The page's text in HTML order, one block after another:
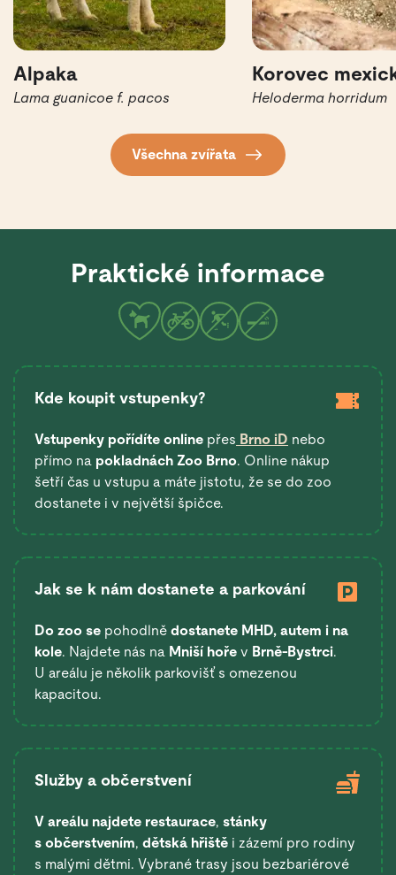
Alpaka
Lama guanicoe f. pacos
Korovec
Heloderma horridum
Všechna zvířata
Praktické informace
Kde koupit vstupenky?
Vstupenky pořídíte online přes Brno iD nebo
přímo na pokladnách Zoo Brno. Online nákup
šetří čas u vstupu a máte jistotu, že se do zoo
dostanete i v největší špičce.
Jak se k nám dostanete a parkování
Do zoo se pohodlně dostanete MHD, autem i na
kole. Najdete nás na Mniší hoře v Brně-Bystrci.
U areálu je několik parkovišť s omezenou
kapacitou.
Služby a občerstvení
V areálu najdete restaurace, stánky
s občerstvením, dětská hřiště i zázemí pro rodiny
s malými dětmi. Vybrané trasy jsou bezbariérové